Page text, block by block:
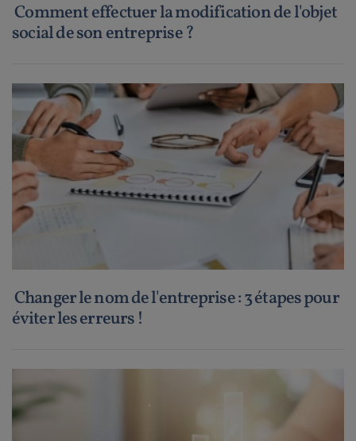
Comment effectuer la modification de l'objet
social de son entreprise ?
Changer le nom de l'entreprise : 3 étapes pour
éviter les erreurs !